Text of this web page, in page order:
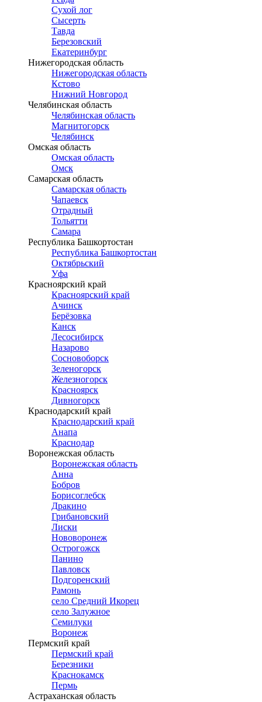
Сухой лог
Сысерть
Тавда
Березовский
Екатеринбург
Нижегородская область
Нижегородская область
Кстово
Нижний Новгород
Челябинская область
Челябинская область
Магнитогорск
Челябинск
Омская область
Омская область
Омск
Самарская область
Самарская область
Чапаевск
Отрадный
Тольятти
Самара
Республика Башкортостан
Республика Башкортостан
Октябрьский
Уфа
Красноярский край
Красноярский край
Ачинск
Берёзовка
Канск
Лесосибирск
Назарово
Сосновоборск
Зеленогорск
Железногорск
Красноярск
Дивногорск
Краснодарский край
Краснодарский край
Анапа
Краснодар
Воронежская область
Воронежская область
Анна
Бобров
Борисоглебск
Дракино
Грибановский
Лиски
Нововоронеж
Острогожск
Панино
Павловск
Подгоренский
Рамонь
село Средний Икорец
село Залужное
Семилуки
Воронеж
Пермский край
Пермский край
Березники
Краснокамск
Пермь
Астраханская область